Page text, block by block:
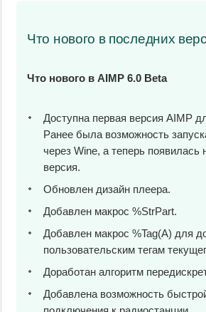
Что нового в последних
Что нового в AIMP 6.0 Beta
Доступна первая версия AIMP
Ранее была возможность
через Wine, а теперь появилась
версия.
Обновлен дизайн плеера.
Добавлен макрос %StrPart.
Добавлен макрос %Tag(A) для
пользовательским тегам
Доработан алгоритм
Добавлена возможность